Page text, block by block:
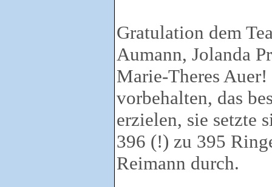
Gratulation dem
Aumann, Jolanda
Marie-Theres
vorbehalten, das
erzielen, sie setzte
396 (!) zu 395
Reimann durch.